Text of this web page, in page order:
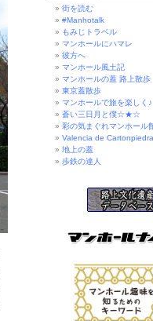
街を読む
#Manhotalk
もみじトラベル
マンホールにハマレ
彼方へ
マンホール風土記
マンホールの蓋 路上散歩
東京蓋散歩
マンホールで旅を楽しく♪
蒼い三日月と僕☆★☆
彩の気まぐれマンホール
Valencia de Cartonpiedra
地上の蓋
歩鉄の達人